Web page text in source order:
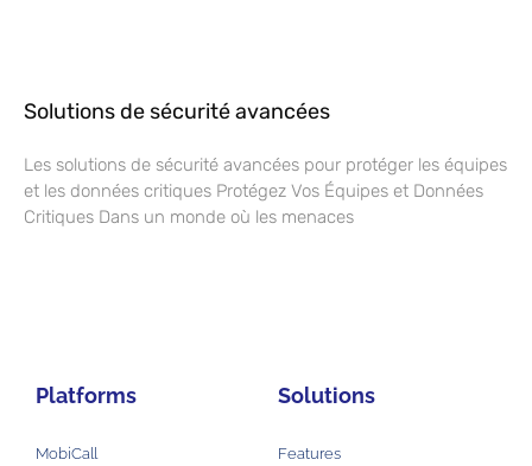
Solutions de sécurité avancées
Les solutions de sécurité avancées pour protéger les équipes
et les données critiques Protégez Vos Équipes et Données
Critiques Dans un monde où les menaces
Platforms
MobiCall
Solutions
Features